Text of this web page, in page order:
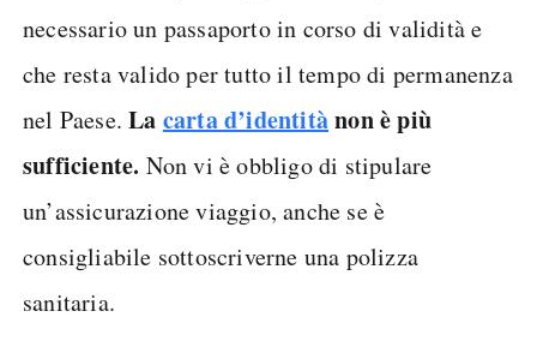
necessario un passaporto in corso di validità e
che resta valido per tutto il tempo di permanenza
nel Paese.La carta d’identitànon è più
sufficiente. Non vi è obbligo di stipulare
un’assicurazione viaggio, anche se è
consigliabile sottoscriverne una polizza
sanitaria.